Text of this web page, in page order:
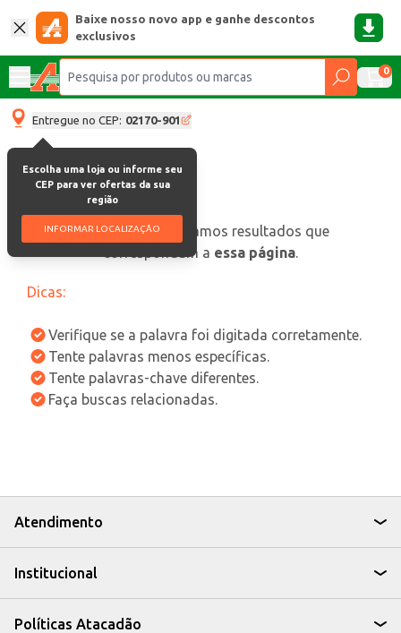
Baixe nosso novo app e ganhe descontos
exclusivos
0
Entregue no CEP: 02170-901
Escolha uma loja ou informe seu
CEP para ver ofertas da sua
região
INFORMAR LOCALIZAÇÃO
oops, não encontramos resultados que
correspondam a essa página.
Dicas:
Verifique se a palavra foi digitada corretamente.
Tente palavras menos específicas.
Tente palavras-chave diferentes.
Faça buscas relacionadas.
Atendimento
Institucional
Políticas Atacadão